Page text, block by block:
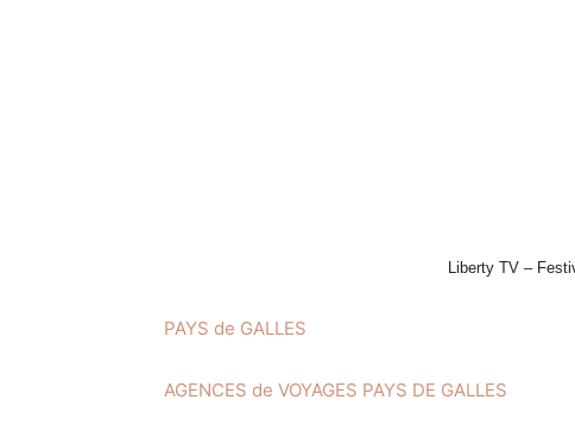
Liberty TV –
PAYS de GALLES
AGENCES de VOYAGES PAYS DE GALLES